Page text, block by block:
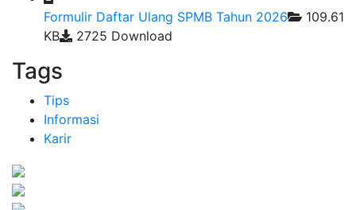
Formulir Daftar Ulang SPMB Tahun 2026
109.61
KB
2725 Download
Tags
Tips
Informasi
Karir